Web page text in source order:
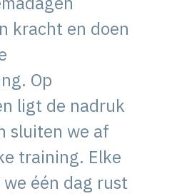
kracht en doen
Op
ligt de nadruk
sluiten we af
training. Elke
één dag rust